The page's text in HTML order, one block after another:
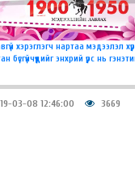
хэрэглэгч нартаа мэдээлэл
энхрий үрс нь
03-08 12:46:00 3669